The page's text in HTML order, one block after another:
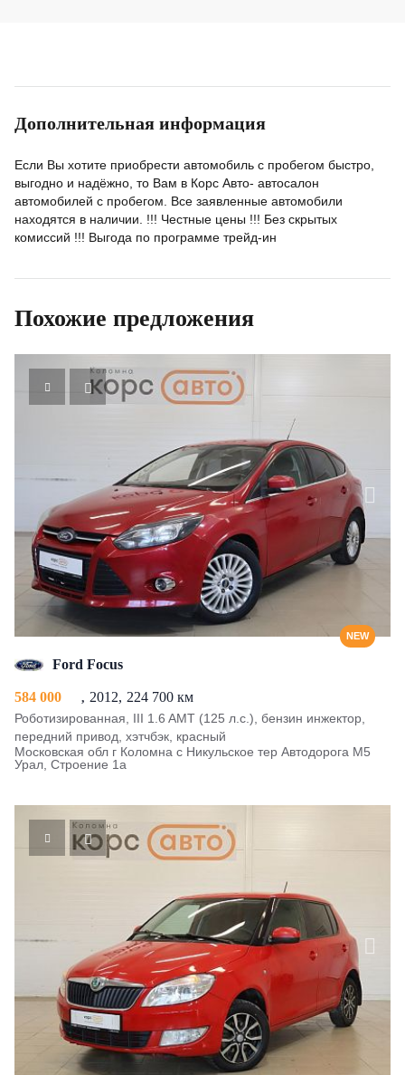
Дополнительная информация
Если Вы хотите приобрести автомобиль с пробегом быстро,
выгодно и надёжно, то Вам в Корс Авто- автосалон
автомобилей с пробегом. Все заявленные автомобили
находятся в наличии. !!! Честные цены !!! Без скрытых
комиссий !!! Выгода по программе трейд-ин
Похожие предложения
NEW
Ford Focus
584 000 2012 224 700 км
Роботизированная, III 1.6 AMT (125 л.с.), бензин инжектор,
передний привод, хэтчбэк, красный
Московская обл г Коломна с Никульское тер Автодорога М5
Урал, Строение 1а